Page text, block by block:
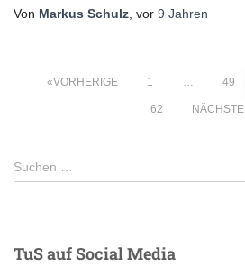
Von Markus Schulz , vor 9 Jahren
Seitennummerierung
Beiträge
VORHERIGE 1 … 49
62 NÄCHSTE
S
u
n
Suchen …
TuS auf Social Media